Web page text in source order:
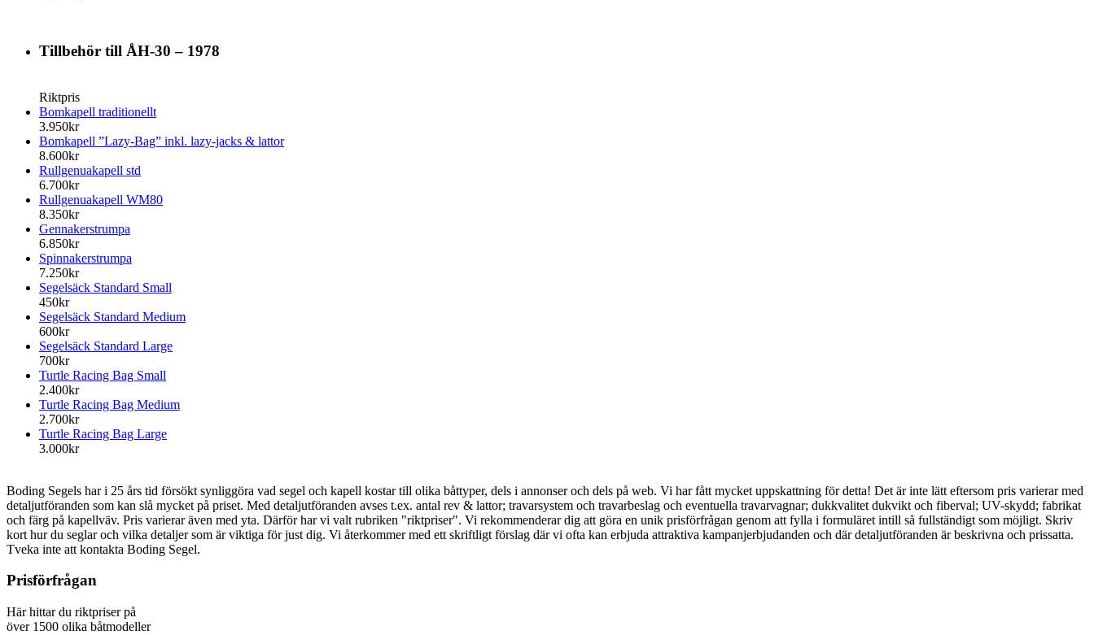
Tillbehör till ÅH-30 – 1978
Riktpris
Bomkapell traditionellt
3.950kr
Bomkapell ”Lazy-Bag” inkl. lazy-jacks & lattor
8.600kr
Rullgenuakapell std
6.700kr
Rullgenuakapell WM80
8.350kr
Gennakerstrumpa
6.850kr
Spinnakerstrumpa
7.250kr
Segelsäck Standard Small
450kr
Segelsäck Standard Medium
600kr
Segelsäck Standard Large
700kr
Turtle Racing Bag Small
2.400kr
Turtle Racing Bag Medium
2.700kr
Turtle Racing Bag Large
3.000kr
Boding Segels har i 25 års tid försökt synliggöra vad segel och kapell kostar till olika båttyper, dels i annonser och dels på web. Vi har fått mycket uppskattning för detta! Det är inte lätt eftersom pris varierar med
detaljutföranden som kan slå mycket på priset. Med detaljutföranden avses t.ex. antal rev & lattor; travarsystem och travarbeslag och eventuella travarvagnar; dukkvalitet dukvikt och fiberval; UV-skydd; fabrikat
och färg på kapellväv. Pris varierar även med yta. Därför har vi valt rubriken "riktpriser". Vi rekommenderar dig att göra en unik prisförfrågan genom att fylla i formuläret intill så fullständigt som möjligt. Skriv
kort hur du seglar och vilka detaljer som är viktiga för just dig. Vi återkommer med ett skriftligt förslag där vi ofta kan erbjuda attraktiva kampanjerbjudanden och där detaljutföranden är beskrivna och prissatta.
Tveka inte att kontakta Boding Segel.
Prisförfrågan
Här hittar du riktpriser på
över 1500 olika båtmodeller